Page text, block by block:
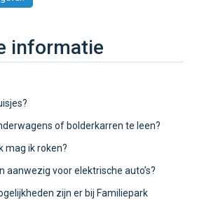
informatie
of bolderkarren te leen?
mag ik roken?
aanwezig voor elektrische auto’s?
zijn er bij Familiepark